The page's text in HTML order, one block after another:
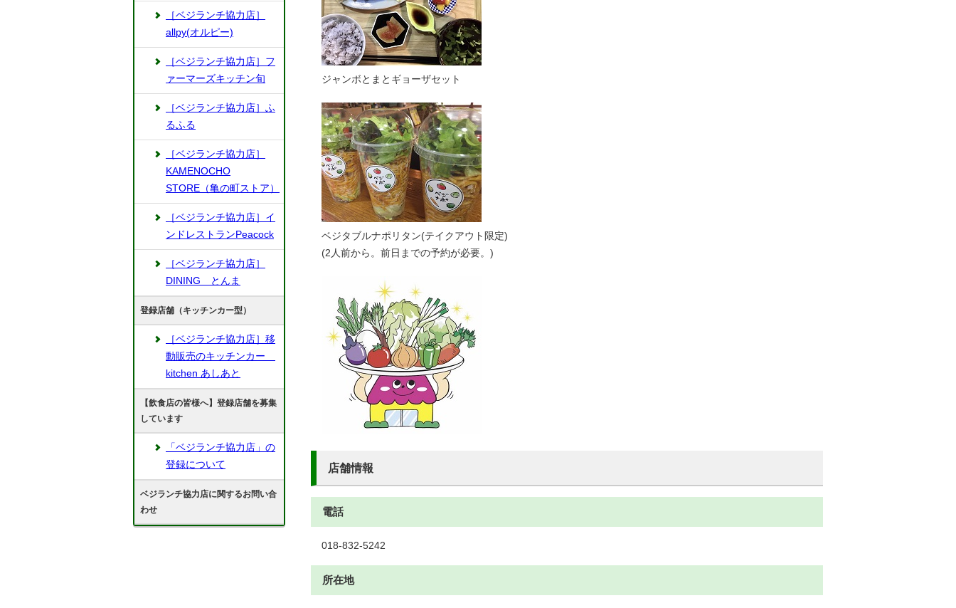
ジャンボとまとギョーザセット
ベジタブルナポリタン(テイクアウト限定)
(2人前から。前日までの予約が必要。)
店舗情報
電話
018-832-5242
所在地
［ベジランチ協力店］
allpy(オルピー)
［ベジランチ協力店］フ
ァーマーズキッチン旬
［ベジランチ協力店］ふ
るふる
［ベジランチ協力店］
KAMENOCHO
STORE（亀の町ストア）
［ベジランチ協力店］イ
ンドレストランPeacock
［ベジランチ協力店］
DINING とんま
登録店舗（キッチンカー型）
［ベジランチ協力店］移
動販売のキッチンカー
kitchen あしあと
【飲食店の皆様へ】登録店舗を募集
しています
「ベジランチ協力店」の
登録について
ベジランチ協力店に関するお問い合
わせ